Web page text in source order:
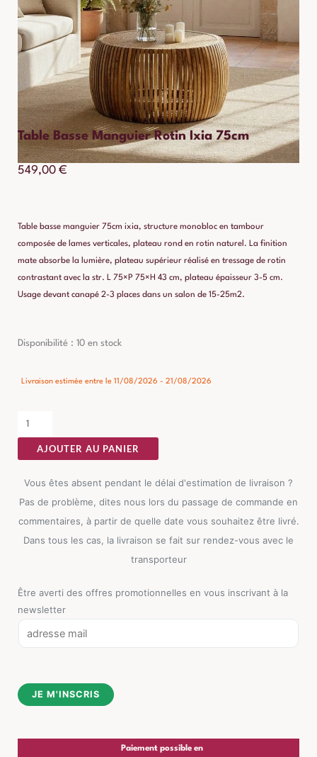
Table Basse Manguier Rotin Ixia 75cm
549,00 €
Table basse manguier 75cm ixia, structure monobloc en tambour
composée de lames verticales, plateau rond en rotin naturel. La finition
mate absorbe la lumière, plateau supérieur réalisé en tressage de rotin
contrastant avec la str. L 75×P 75×H 43 cm, plateau épaisseur 3-5 cm.
Usage devant canapé 2-3 places dans un salon de 15-25m2.
Disponibilité : 10 en stock
Livraison estimée entre le 11/08/2026 - 21/08/2026
quantité
Table
Manguier
Rotin
Ixia
AJOUTER AU PANIER
Vous êtes absent pendant le délai d'estimation de livraison ?
Pas de problème, dites nous lors du passage de commande en
commentaires, à partir de quelle date vous souhaitez être livré.
Dans tous les cas, la livraison se fait sur rendez-vous avec le
transporteur
Être averti des offres promotionnelles en vous inscrivant à la
newsletter
m
l
JE M'INSCRIS
Paiement possible en